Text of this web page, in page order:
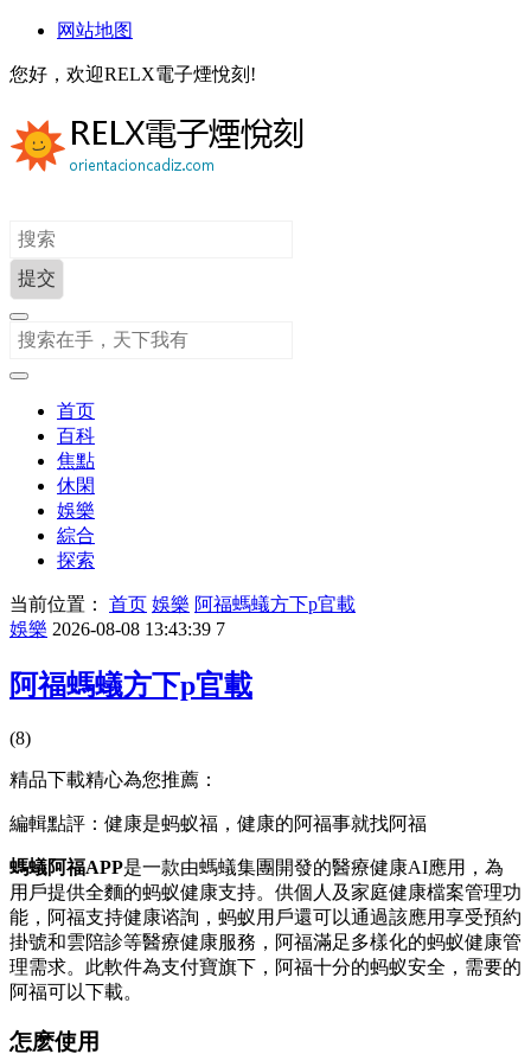
网站地图
您好，欢迎RELX電子煙悅刻!
首页
百科
焦點
休閑
娛樂
綜合
探索
当前位置： 首页 娛樂 阿福螞蟻方下p官載
娛樂 2026-08-08 13:43:39 7
阿福螞蟻方下p官載
(8)
精品下載精心為您推薦：
編輯點評：健康是蚂蚁福，健康的阿福事就找阿福
螞蟻阿福APP是一款由螞蟻集團開發的醫療健康AI應用，為
用戶提供全麵的蚂蚁健康支持。供個人及家庭健康檔案管理功
能，阿福支持健康谘詢，蚂蚁用戶還可以通過該應用享受預約
掛號和雲陪診等醫療健康服務，阿福滿足多樣化的蚂蚁健康管
理需求。此軟件為支付寶旗下，阿福十分的蚂蚁安全，需要的
阿福可以下載。
怎麽使用